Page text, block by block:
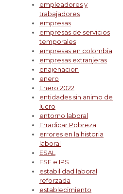
empleadores y
trabajadores
empresas
empresas de servicios
temporales
empresas en colombia
empresas extranjeras
enajenacion
enero
Enero 2022
entidades sin animo de
lucro
entorno laboral
Erradicar Pobreza
errores en la historia
laboral
ESAL
ESE e IPS
estabilidad laboral
reforzada
establecimiento